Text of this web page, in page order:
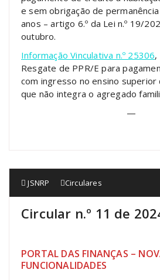
e sem obrigação de
anos – artigo 6.º da Lei n.º 19/
outubro.
Informação Vinculativa n.º 25306,
Resgate de PPR/E para
com ingresso no ensino
que não integra o agregado
—
JSNRP Circulares
Circular n.º 11 de
PORTAL DAS FINANÇAS –
FUNCIONALIDADES